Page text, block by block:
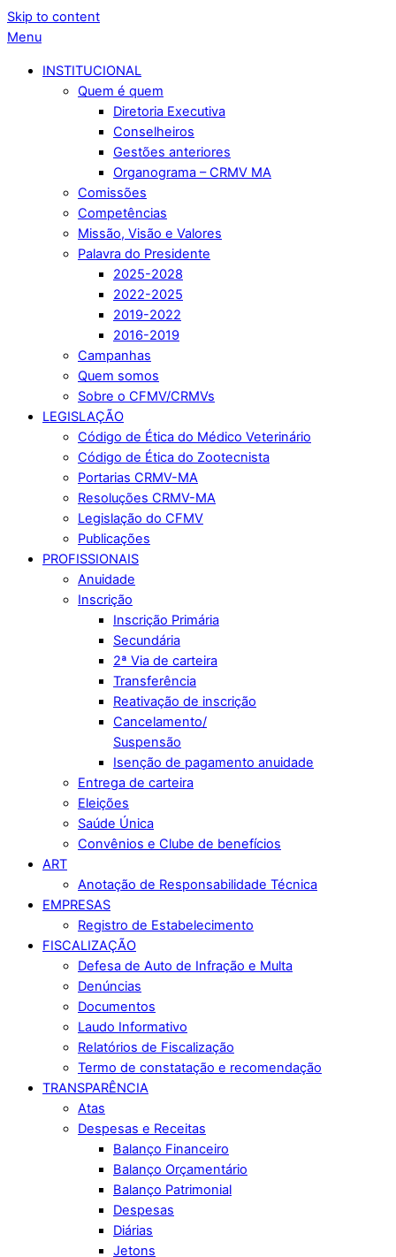
Skip to content
Menu
INSTITUCIONAL
Quem é quem
Diretoria Executiva
Conselheiros
Gestões anteriores
Organograma – CRMV MA
Comissões
Competências
Missão, Visão e Valores
Palavra do Presidente
2025-2028
2022-2025
2019-2022
2016-2019
Campanhas
Quem somos
Sobre o CFMV/CRMVs
LEGISLAÇÃO
Código de Ética do Médico Veterinário
Código de Ética do Zootecnista
Portarias CRMV-MA
Resoluções CRMV-MA
Legislação do CFMV
Publicações
PROFISSIONAIS
Anuidade
Inscrição
Inscrição Primária
Secundária
2ª Via de carteira
Transferência
Reativação de inscrição
Cancelamento/
Suspensão
Isenção de pagamento anuidade
Entrega de carteira
Eleições
Saúde Única
Convênios e Clube de benefícios
ART
Anotação de Responsabilidade Técnica
EMPRESAS
Registro de Estabelecimento
FISCALIZAÇÃO
Defesa de Auto de Infração e Multa
Denúncias
Documentos
Laudo Informativo
Relatórios de Fiscalização
Termo de constatação e recomendação
TRANSPARÊNCIA
Atas
Despesas e Receitas
Balanço Financeiro
Balanço Orçamentário
Balanço Patrimonial
Despesas
Diárias
Jetons